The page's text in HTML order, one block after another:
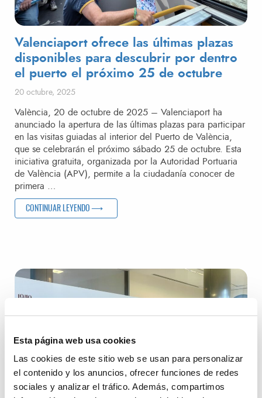
Esta página web usa cookies
Las cookies de este sitio web se usan para personalizar
el contenido y los anuncios, ofrecer funciones de redes
sociales y analizar el tráfico. Además, compartimos
Valenciaport ofrece las últimas plazas
disponibles para descubrir por dentro
el puerto el próximo 25 de octubre
Publicado el
20 octubre, 2025
València, 20 de octubre de 2025 – Valenciaport ha
anunciado la apertura de las últimas plazas para participar
en las visitas guiadas al interior del Puerto de València,
que se celebrarán el próximo sábado 25 de octubre. Esta
iniciativa gratuita, organizada por la Autoridad Portuaria
de València (APV), permite a la ciudadanía conocer de
primera …
CONTINUAR LEYENDO «VALENCIAPORT OFRECE LAS ÚLTIMAS PLAZAS